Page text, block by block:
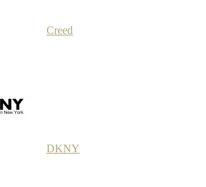
Creed
DKNY